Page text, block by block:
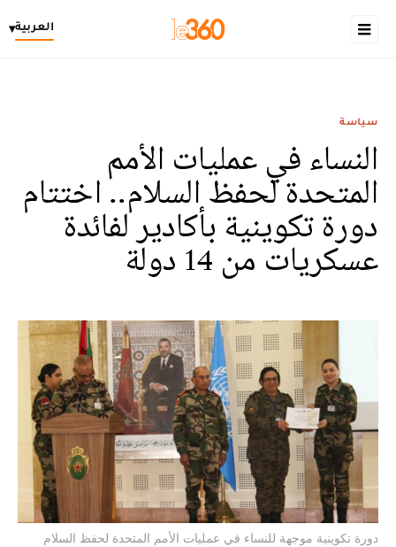
العربية▾
سياسة
النساء في عمليات الأمم
المتحدة لحفظ السلام.. اختتام
دورة تكوينية بأكادير لفائدة
عسكريات من 14 دولة
دورة تكوينية موجهة للنساء في عمليات الأمم المتحدة لحفظ السلام